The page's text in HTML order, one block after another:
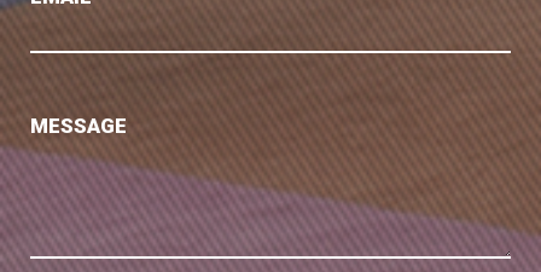
MESSAGE